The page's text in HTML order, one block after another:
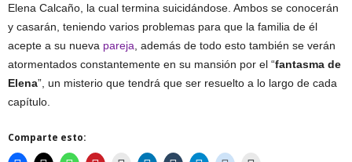
Elena Calcaño, la cual termina suicidándose. Ambos se conocerán
y casarán, teniendo varios problemas para que la familia de él
acepte a su nueva pareja , además de todo esto también se verán
atormentados constantemente en su mansión por el “fantasma de
Elena”, un misterio que tendrá que ser resuelto a lo largo de cada
capítulo.
Comparte esto: